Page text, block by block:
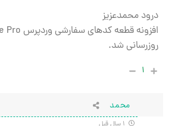
درود محمدعزیز
روزرسانی شد.
۱
محمد